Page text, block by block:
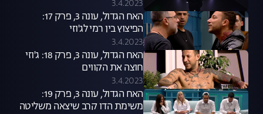
3.4.2023
האח הגדול, עונה 3, פרק 17:
הפיצוץ בין רמי לג'וזי
3.4.2023
האח הגדול, עונה 3, פרק 18: ג'וזי
חוצה את הקווים
3.4.2023
האח הגדול, עונה 3, פרק 19:
משימת הדו קרב שיצאה משליטה